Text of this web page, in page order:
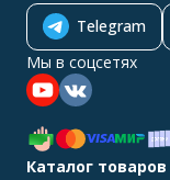
Telegram
Мы в соцсетях
Каталог товаров